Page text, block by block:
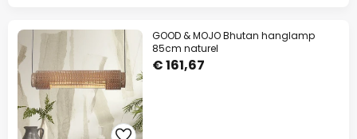
GOOD & MOJO Bhutan hanglamp
85cm naturel
€ 161,67